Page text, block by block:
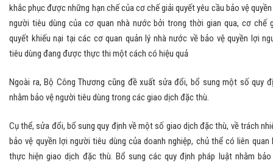
khắc phục được những hạn chế của cơ chế giải quyết yêu cầu bảo vệ
người tiêu dùng của cơ quan nhà nước bởi trong thời gian qua, cơ chế
quyết khiếu nại tại các cơ quan quản lý nhà nước về bảo vệ quyền lợi
tiêu dùng đang được thực thi một cách có hiệu quả
Ngoài ra, Bộ Công Thương cũng đề xuất sửa đổi, bổ sung một số quy
nhằm bảo vệ người tiêu dùng trong các giao dịch đặc thù.
Cụ thể, sửa đổi, bổ sung quy định về một số giao dịch đặc thù, về trách
bảo vệ quyền lợi người tiêu dùng của doanh nghiệp, chủ thể có liên quan
thực hiện giao dịch đặc thù. Bổ sung các quy định pháp luật nhằm bảo